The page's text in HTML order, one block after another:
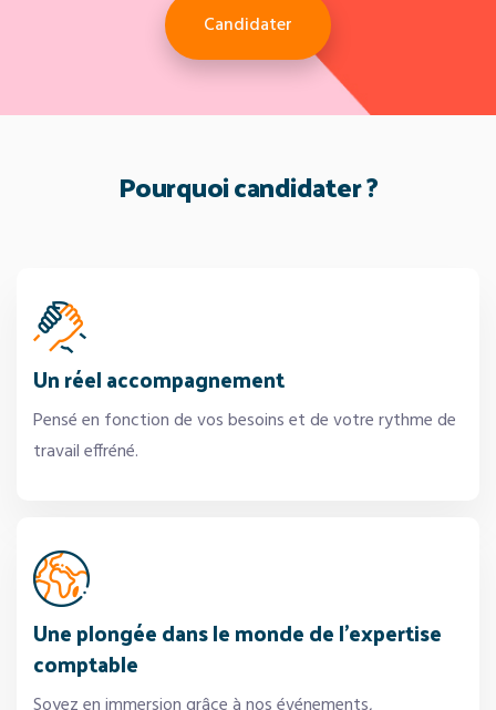
Candidater
Pourquoi candidater ?
Un réel accompagnement
Pensé en fonction de vos besoins et de votre rythme de
travail effréné.
Une plongée dans le monde de l’expertise
comptable